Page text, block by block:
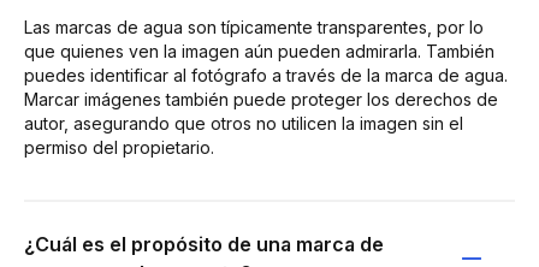
Las marcas de agua son típicamente transparentes, por lo
que quienes ven la imagen aún pueden admirarla. También
puedes identificar al fotógrafo a través de la marca de agua.
Marcar imágenes también puede proteger los derechos de
autor, asegurando que otros no utilicen la imagen sin el
permiso del propietario.
¿Cuál es el propósito de una marca de